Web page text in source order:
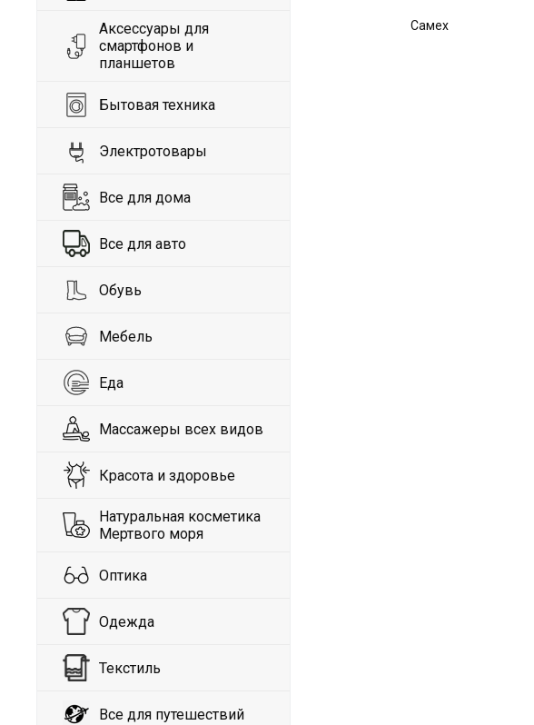
Аксессуары для
смартфонов и
планшетов
Бытовая техника
Электротовары
Все для дома
Все для авто
Обувь
Мебель
Еда
Массажеры всех видов
Красота и здоровье
Натуральная косметика
Мертвого моря
Оптика
Одежда
Текстиль
Все для путешествий
Самех